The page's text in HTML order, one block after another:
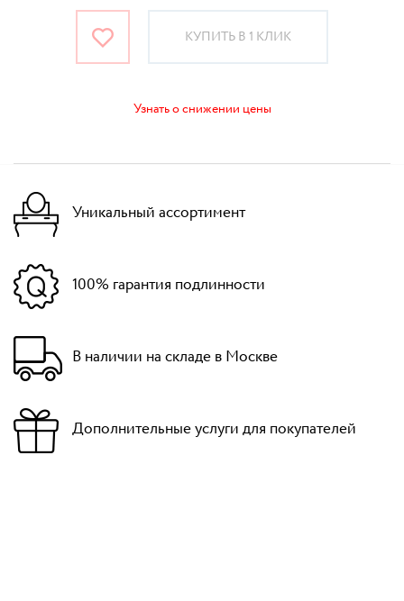
КУПИТЬ В 1 КЛИК
Узнать о снижении цены
Уникальный ассортимент
100% гарантия подлинности
В наличии на складе в Москве
Дополнительные услуги для покупателей